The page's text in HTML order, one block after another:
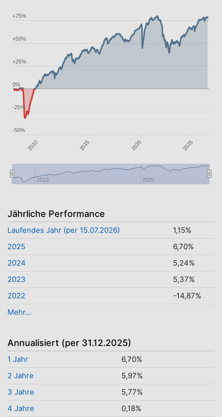
2010 2015 2020 2025
2010 2020
-50%
-25%
0%
+25%
+50%
+75%
Jährliche Performance
Laufendes Jahr (per 15.07.2026)
1,15%
2025
6,70%
2024
5,24%
2023
5,37%
2022
-14,87%
Mehr...
Annualisiert (per 31.12.2025)
1 Jahr
6,70%
2 Jahre
5,97%
3 Jahre
5,77%
4 Jahre
0,18%